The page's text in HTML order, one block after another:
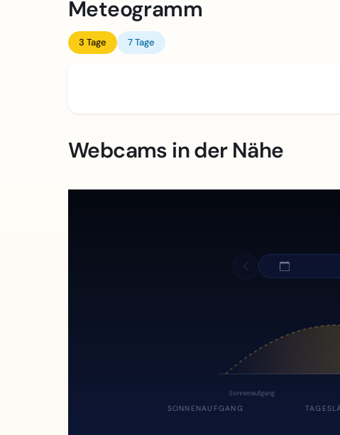
Meteogramm
3 Tage 7 Tage
Webcams in der Nähe
Sonnenaufgang
SONNENAUFGANG